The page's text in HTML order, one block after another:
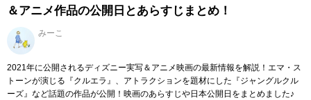
＆アニメ作品の公開日とあらすじまとめ！
みーこ
2021年に公開されるディズニー実写＆アニメ映画の最新情報を解説！エマ・ス
トーンが演じる『クルエラ』、アトラクションを題材にした『ジャングルクル
ーズ』など話題の作品が公開！映画のあらすじや日本公開日をまとめました♪